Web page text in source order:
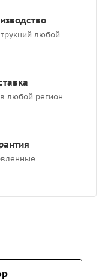
любой
любой регион